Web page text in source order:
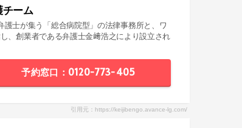
チーム
士が集う「総合病院型」の法律事務所と、ワ
、創業者である弁護士金﨑浩之により設立され
予約窓口：0120-773-405
引用元：https://keijibengo.avance-lg.com/